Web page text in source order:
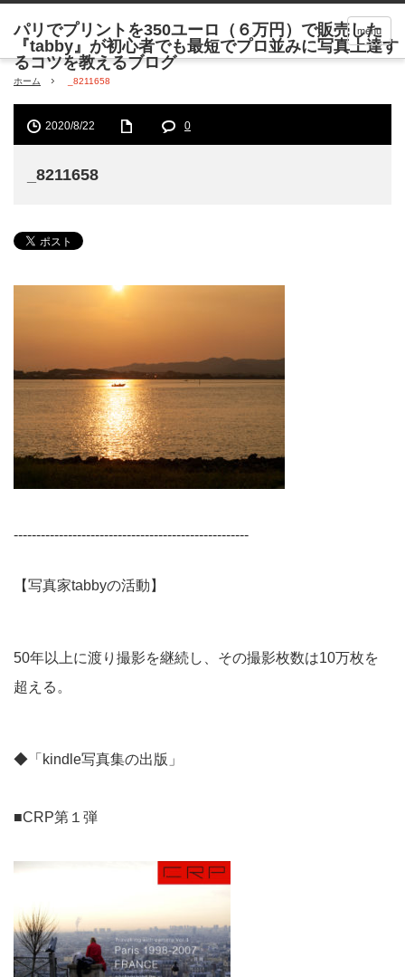
menu
ホーム _8211658
2020/8/22 0
_8211658
----------------------------------------------------
【写真家tabbyの活動】
50年以上に渡り撮影を継続し、その撮影枚数は10万枚を
超える。
◆「kindle写真集の出版」
■CRP第１弾